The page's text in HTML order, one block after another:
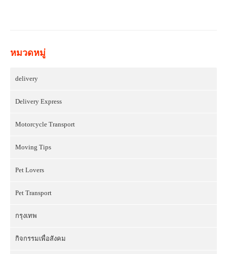
หมวดหมู่
delivery
Delivery Express
Motorcycle Transport
Moving Tips
Pet Lovers
Pet Transport
กรุงเทพ
กิจกรรมเพื่อสังคม